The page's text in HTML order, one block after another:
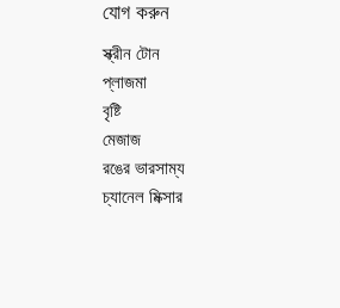
যোগ করুন
স্ক্রীন টোন
প্লাজমা
বৃষ্টি
মেজাজ
রঙের ভারসাম্য
চ্যানেল মিক্সার